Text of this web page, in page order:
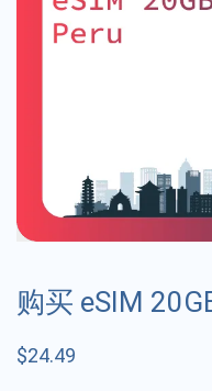
购买 eSIM
$24.49